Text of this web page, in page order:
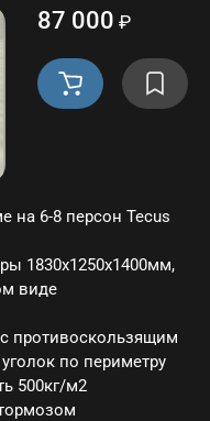
87 000 ₽
на 6-8 персон Tecus
1830х1250х1400мм,
виде
противоскользящим
по периметру
500кг/м2